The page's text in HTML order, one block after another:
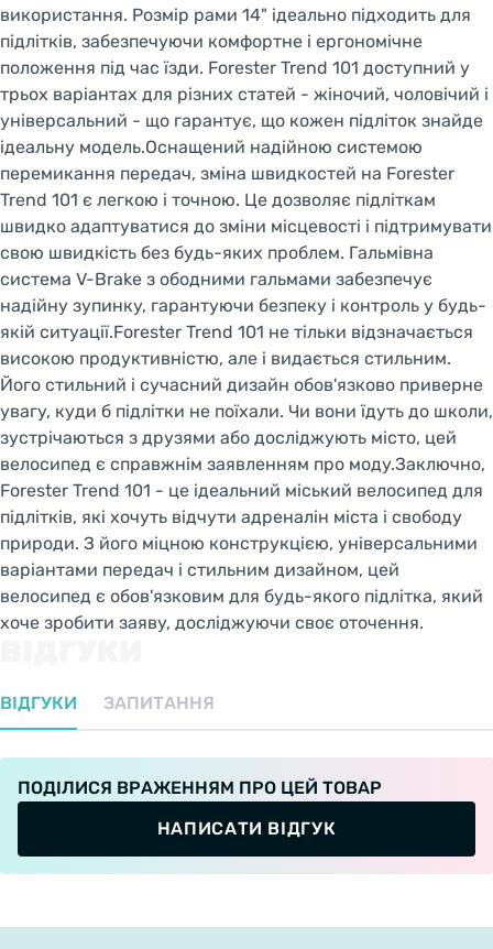
використання. Розмір рами 14" ідеально підходить для
підлітків, забезпечуючи комфортне і ергономічне
положення під час їзди. Forester Trend 101 доступний у
трьох варіантах для різних статей - жіночий, чоловічий і
універсальний - що гарантує, що кожен підліток знайде
ідеальну модель.Оснащений надійною системою
перемикання передач, зміна швидкостей на Forester
Trend 101 є легкою і точною. Це дозволяє підліткам
швидко адаптуватися до зміни місцевості і підтримувати
свою швидкість без будь-яких проблем. Гальмівна
система V-Brake з ободними гальмами забезпечує
надійну зупинку, гарантуючи безпеку і контроль у будь-
якій ситуації.Forester Trend 101 не тільки відзначається
високою продуктивністю, але і видається стильним.
Його стильний і сучасний дизайн обов'язково приверне
увагу, куди б підлітки не поїхали. Чи вони їдуть до школи,
зустрічаються з друзями або досліджують місто, цей
велосипед є справжнім заявленням про моду.Заключно,
Forester Trend 101 - це ідеальний міський велосипед для
підлітків, які хочуть відчути адреналін міста і свободу
природи. З його міцною конструкцією, універсальними
варіантами передач і стильним дизайном, цей
велосипед є обов'язковим для будь-якого підлітка, який
хоче зробити заяву, досліджуючи своє оточення.
ВІДГУКИ ЗАПИТАННЯ
ПОДІЛИСЯ ВРАЖЕННЯМ ПРО ЦЕЙ ТОВАР
НАПИСАТИ ВІДГУК